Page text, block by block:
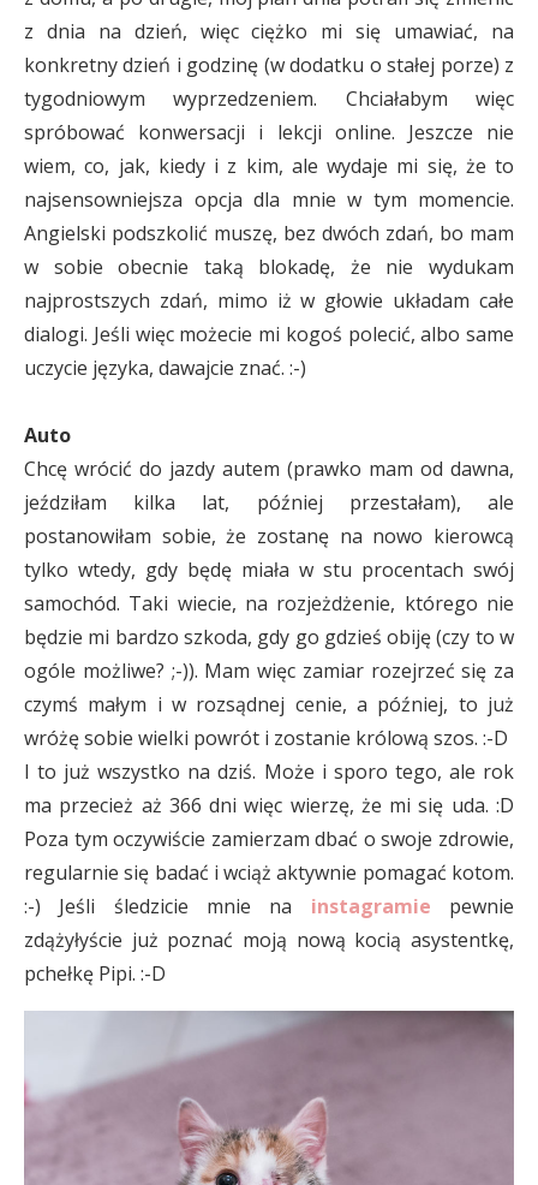
z dnia na dzień, więc ciężko mi się umawiać, na
konkretny dzień i godzinę (w dodatku o stałej porze) z
tygodniowym wyprzedzeniem. Chciałabym więc
spróbować konwersacji i lekcji online. Jeszcze nie
wiem, co, jak, kiedy i z kim, ale wydaje mi się, że to
najsensowniejsza opcja dla mnie w tym momencie.
Angielski podszkolić muszę, bez dwóch zdań, bo mam
w sobie obecnie taką blokadę, że nie wydukam
najprostszych zdań, mimo iż w głowie układam całe
dialogi. Jeśli więc możecie mi kogoś polecić, albo same
uczycie języka, dawajcie znać. :-)
Auto
Chcę wrócić do jazdy autem (prawko mam od dawna,
jeździłam kilka lat, później przestałam), ale
postanowiłam sobie, że zostanę na nowo kierowcą
tylko wtedy, gdy będę miała w stu procentach swój
samochód. Taki wiecie, na rozjeżdżenie, którego nie
będzie mi bardzo szkoda, gdy go gdzieś obiję (czy to w
ogóle możliwe? ;-)). Mam więc zamiar rozejrzeć się za
czymś małym i w rozsądnej cenie, a później, to już
wróżę sobie wielki powrót i zostanie królową szos. :-D
I to już wszystko na dziś. Może i sporo tego, ale rok
ma przecież aż 366 dni więc wierzę, że mi się uda. :D
Poza tym oczywiście zamierzam dbać o swoje zdrowie,
regularnie się badać i wciąż aktywnie pomagać kotom.
:-) Jeśli śledzicie mnie na
instagramie pewnie
zdążyłyście już poznać moją nową kocią asystentkę,
pchełkę Pipi. :-D